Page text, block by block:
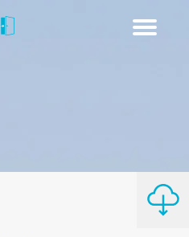
Toggle